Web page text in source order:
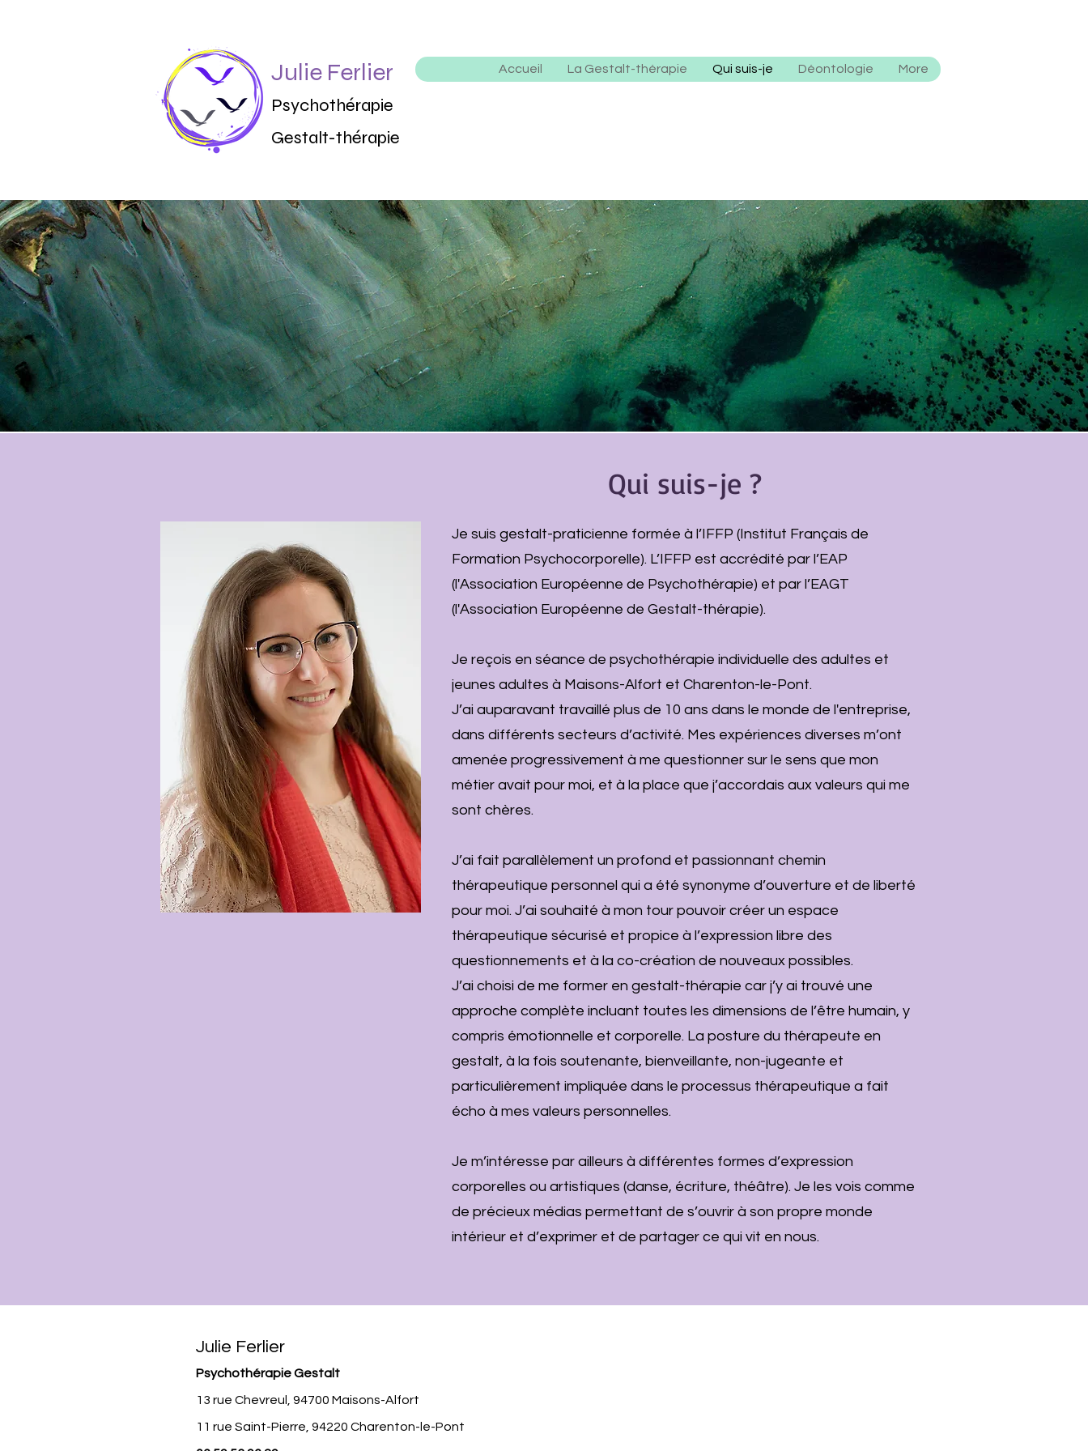
Accueil La Gestalt-thérapie Qui suis-je Déontologie More
Julie Ferlier
Psychothérapie
Gestalt-thérapie
Qui suis-je ?
Je suis gestalt-praticienne formée à l’IFFP (Institut Français de
Formation Psychocorporelle). L’IFFP est accrédité par l’EAP
(l'Association Européenne de Psychothérapie) et par l’EAGT
(l'Association Européenne de Gestalt-thérapie).
Je reçois en séance de psychothérapie individuelle des adultes et
jeunes adultes à Maisons-Alfort et Charenton-le-Pont.
J’ai auparavant travaillé plus de 10 ans dans le monde de l'entreprise,
dans différents secteurs d’activité. Mes expériences diverses m’ont
amenée progressivement à me questionner sur le sens que mon
métier avait pour moi, et à la place que j’accordais aux valeurs qui me
sont chères.
J’ai fait parallèlement un profond et passionnant chemin
thérapeutique personnel qui a été synonyme d’ouverture et de liberté
pour moi. J’ai souhaité à mon tour pouvoir créer un espace
thérapeutique sécurisé et propice à l’expression libre des
questionnements et à la co-création de nouveaux possibles.
J’ai choisi de me former en gestalt-thérapie car j’y ai trouvé une
approche complète incluant toutes les dimensions de l’être humain, y
compris émotionnelle et corporelle. La posture du thérapeute en
gestalt, à la fois soutenante, bienveillante, non-jugeante et
particulièrement impliquée dans le processus thérapeutique a fait
écho à mes valeurs personnelles.
Je m’intéresse par ailleurs à différentes formes d’expression
corporelles ou artistiques (danse, écriture, théâtre). Je les vois comme
de précieux médias permettant de s’ouvrir à son propre monde
intérieur et d’exprimer et de partager ce qui vit en nous.
Julie Ferlier
Psychothérapie Gestalt
13 rue Chevreul, 94700 Maisons-Alfort
11 rue Saint-Pierre, 94220 Charenton-le-Pont